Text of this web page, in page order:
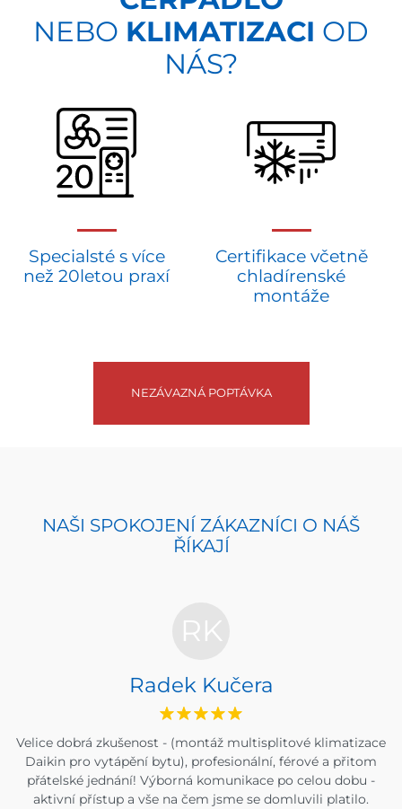
NEBO KLIMATIZACI OD
NÁS?
Specialsté s více
než 20letou praxí
Certifikace včetně
chladírenské
montáže
NEZÁVAZNÁ POPTÁVKA
NAŠI SPOKOJENÍ ZÁKAZNÍCI O NÁŠ
ŘÍKAJÍ
RK
Radek Kučera
Velice dobrá zkušenost - (montáž multisplitové klimatizace
Daikin pro vytápění bytu), profesionální, férové a přitom
přátelské jednání! Výborná komunikace po celou dobu -
aktivní přístup a vše na čem jsme se domluvili platilo.